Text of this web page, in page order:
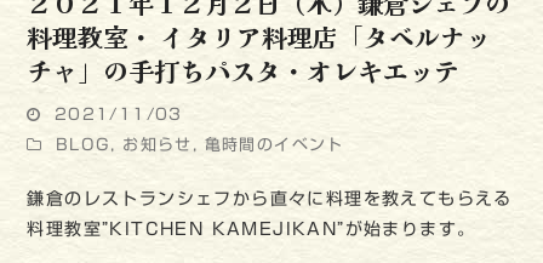
料理教室・ イタリア料理店「タベルナッ
チャ」の手打ちパスタ・オレキエッテ
2021/11/03
BLOG , お知らせ , 亀時間のイベント
鎌倉のレストランシェフから直々に料理を教えてもらえる
料理教室”KITCHEN KAMEJIKAN”が始まります。